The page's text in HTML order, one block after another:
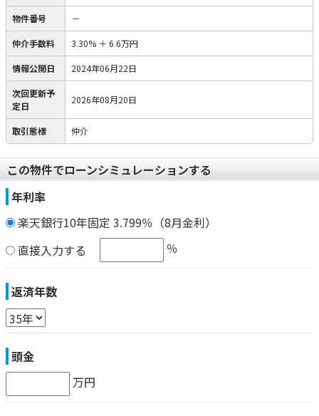
物件番号 －
仲介手数料 3.30% ＋ 6.6万円
情報公開日 2024年06月22日
次回更新予
定日
2026年08月20日
取引態様 仲介
この物件でローンシミュレーションする
年利率
楽天銀行10年固定 3.799％（8月金利）
直接入力する
％
返済年数
頭金
万円